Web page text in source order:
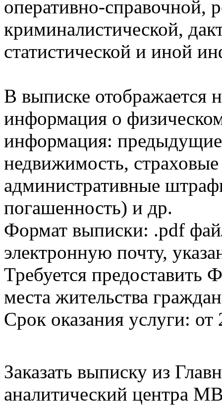
оперативно-справочной,
криминалистической,
статистической и иной
В выписке отображается
информация о
информация:
недвижимость,
административные
погашенность) и др.
Формат выписки: .pdf
электронную почту,
Требуется
места жительства
Срок оказания услуги: от
Заказать выписку из
аналитический центра